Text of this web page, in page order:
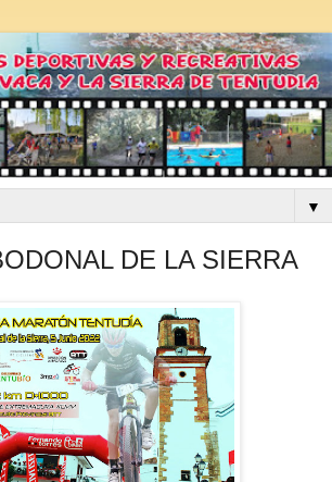
▼
DE LA SIERRA